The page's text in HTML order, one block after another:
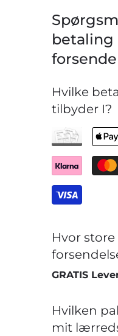
betaling
Hvilke
tilbyder I?
Hvor store
GRATIS
Hvilken
mit